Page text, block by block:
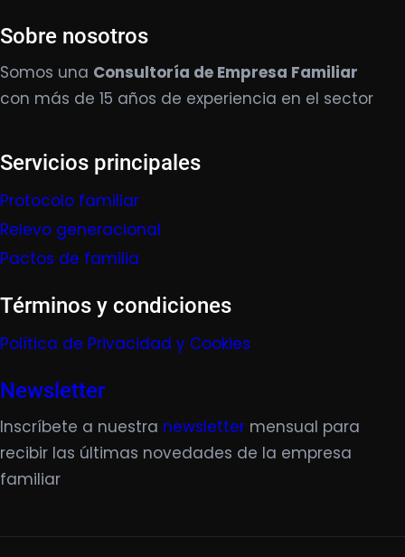
Sobre nosotros
Somos una Consultoría de Empresa Familiar
con más de 15 años de experiencia en el sector
Servicios principales
Protocolo familiar
Relevo generacional
Pactos de familia
Términos y condiciones
Política de Privacidad y Cookies
Newsletter
Inscríbete a nuestra newsletter mensual para
recibir las últimas novedades de la empresa
familiar